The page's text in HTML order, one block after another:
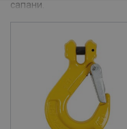
сапани.